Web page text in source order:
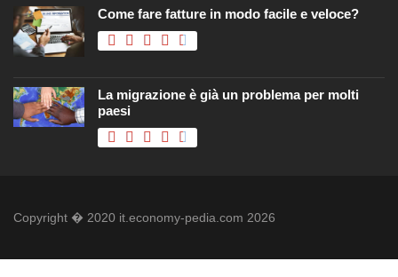
Come fare fatture in modo facile e veloce?
La migrazione è già un problema per molti
paesi
Copyright � 2020 it.economy-pedia.com 2026